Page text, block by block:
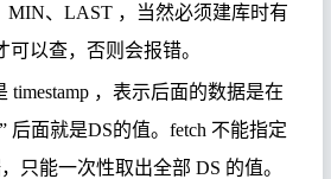
MIN、 LAST ，当然必须建库时有
可以查，否则会报错。
timestamp ，表示后面的数据是在
后面就是DS的值。 fetch 不能指定
只能一次性取出全部 DS 的值。